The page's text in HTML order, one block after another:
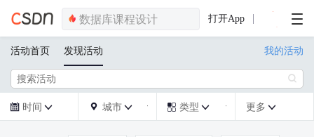
打开App
活动首页 发现活动 我的活动

 时间   城市   类型  更多 